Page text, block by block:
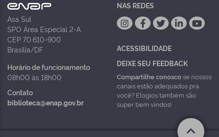
Asa Sul
SPO Área Especial 2-A
CEP 70.610-900
Brasília/DF
Horário de funcionamento
08h00 às 18h00
Contato
biblioteca@enap.gov.br
NAS REDES
ACESSIBILIDADE
DEIXE SEU FEEDBACK
Compartilhe conoscose nossos
canais estão adequados pra
você? Elogios também são
super bem vindos!